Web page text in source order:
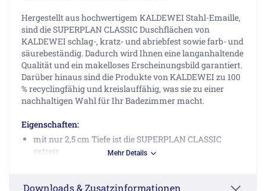
Hergestellt aus hochwertigem KALDEWEI Stahl-Emaille,
sind die SUPERPLAN CLASSIC Duschflächen von
KALDEWEI schlag-, kratz- und abriebfest sowie farb- und
säurebeständig. Dadurch wird Ihnen eine langanhaltende
Qualität und ein makelloses Erscheinungsbild garantiert.
Darüber hinaus sind die Produkte von KALDEWEI zu 100
% recyclingfähig und kreislauffähig, was sie zu einer
nachhaltigen Wahl für Ihr Badezimmer macht.
Eigenschaften:
mit nur 2,5 cm Tiefe ist die SUPERPLAN CLASSIC
extrem flach
Mehr Details
Downloads & Zusatzinformationen